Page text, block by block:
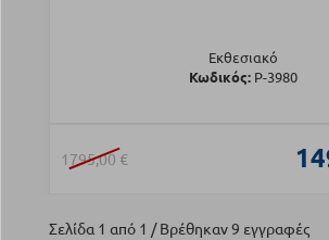
Εκθεσιακό
Κωδικός: Ρ-3980
1795,00 €
Σελίδα 1 από 1 / Βρέθηκαν 9 εγγραφές